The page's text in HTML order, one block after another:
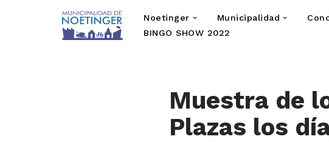
Noetinger Municipalidad
BINGO SHOW 2022
Muestra de
Plazas los